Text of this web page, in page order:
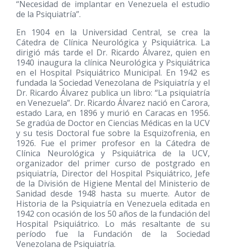
“Necesidad de implantar en Venezuela el estudio
de la Psiquiatría”.
En 1904 en la Universidad Central, se crea la
Cátedra de Clínica Neurológica y Psiquiátrica. La
dirigió más tarde el Dr. Ricardo Álvarez, quien en
1940 inaugura la clínica Neurológica y Psiquiátrica
en el Hospital Psiquiátrico Municipal. En 1942 es
fundada la Sociedad Venezolana de Psiquiatría y el
Dr. Ricardo Álvarez publica un libro: “La psiquiatría
en Venezuela”. Dr. Ricardo Álvarez nació en Carora,
estado Lara, en 1896 y murió en Caracas en 1956.
Se gradúa de Doctor en Ciencias Médicas en la UCV
y su tesis Doctoral fue sobre la Esquizofrenia, en
1926. Fue el primer profesor en la Cátedra de
Clínica Neurológica y Psiquiátrica de la UCV,
organizador del primer curso de postgrado en
psiquiatría, Director del Hospital Psiquiátrico, Jefe
de la División de Higiene Mental del Ministerio de
Sanidad desde 1948 hasta su muerte. Autor de
Historia de la Psiquiatría en Venezuela editada en
1942 con ocasión de los 50 años de la fundación del
Hospital Psiquiátrico. Lo más resaltante de su
período fue la Fundación de la Sociedad
Venezolana de Psiquiatría.